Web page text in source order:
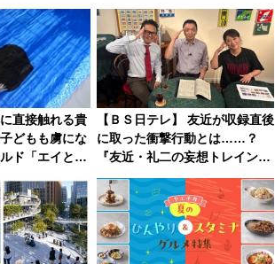
直接触れる貴
どもも虜にな
ド「エイとサ
【ＢＳ日テレ】 友近が収録直後
に取った衝撃行動とは……？
『友近・礼二の妄想トレイン』
で極上の夏祭り鉄道旅を放送